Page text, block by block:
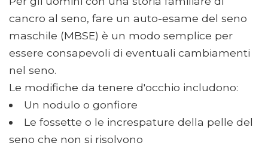
cancro al seno, fare un auto-esame del seno
maschile (MBSE) è un modo semplice per
essere consapevoli di eventuali cambiamenti
nel seno.
Le modifiche da tenere d'occhio includono:
Un nodulo o gonfiore
Le fossette o le increspature della pelle del
seno che non si risolvono